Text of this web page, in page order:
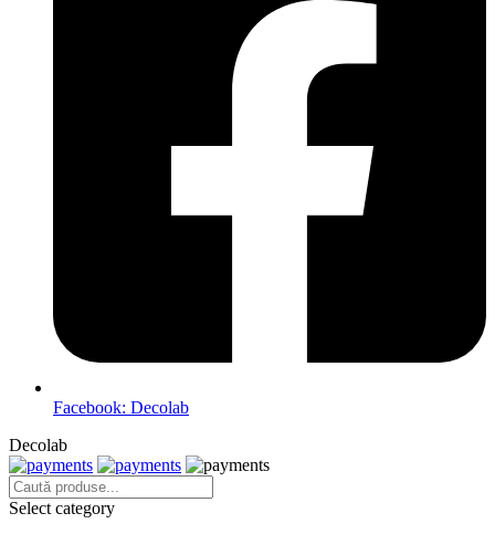
Facebook: Decolab
Decolab
Select category